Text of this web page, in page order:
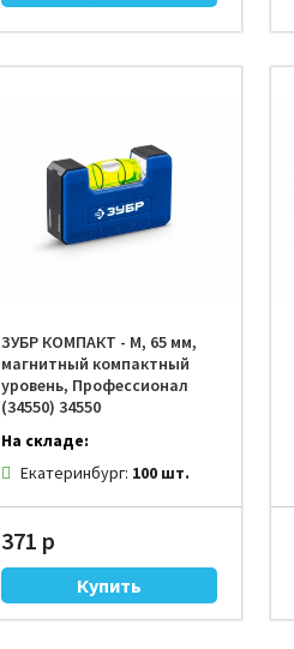
ЗУБР КОМПАКТ - М, 65 мм,
магнитный компактный
уровень, Профессионал
(34550) 34550
На складе:
Екатеринбург: 100 шт.
371 р